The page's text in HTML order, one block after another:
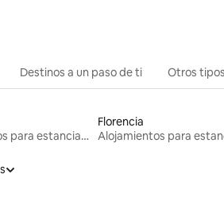
Destinos a un paso de ti Otros
Alojamientos para estancias largas
Florencia